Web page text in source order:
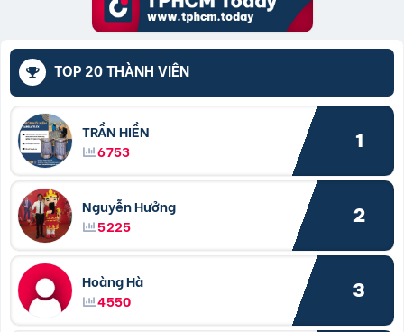
TOP 20 THÀNH VIÊN
TRẦN HIỀN
6753
1
Nguyễn Hưởng
5225
2
Hoàng Hà
4550
3